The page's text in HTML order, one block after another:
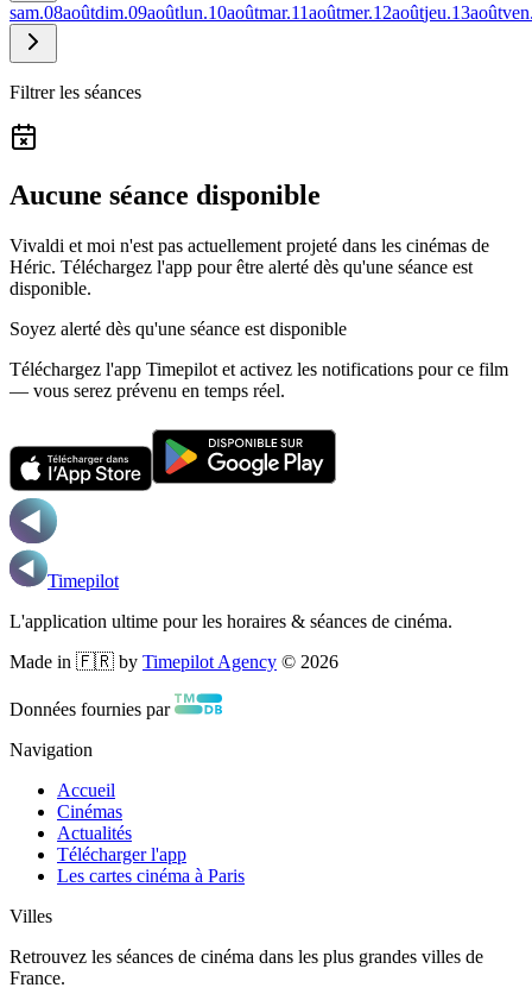
sam.08aoûtdim.09aoûtlun.10aoûtmar.11aoûtmer.12aoûtjeu.13août
Filtrer les séances
Aucune séance disponible
Vivaldi et moi n'est pas actuellement projeté dans les cinémas de
Héric. Téléchargez l'app pour être alerté dès qu'une séance est
disponible.
Soyez alerté dès qu'une séance est disponible
Téléchargez l'app Timepilot et activez les notifications pour ce film
— vous serez prévenu en temps réel.
Timepilot
L'application ultime pour les horaires & séances de cinéma.
Made in 🇫🇷 by Timepilot Agency © 2026
Données fournies par
Navigation
Accueil
Cinémas
Actualités
Télécharger l'app
Les cartes cinéma à Paris
Villes
Retrouvez les séances de cinéma dans les plus grandes villes de
France.